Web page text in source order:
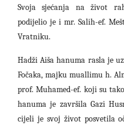
Svoja sjećanja na život
podijelio je i mr. Salih-ef.
Vratniku.
Hadži Aiša hanuma rasla je
Fočaka, majku muallimu h.
prof. Muhamed-ef. koji su
hanuma je završila Gazi
cijeli je svoj život posvetila